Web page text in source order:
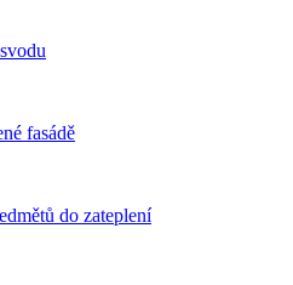
fasádě
do zateplení